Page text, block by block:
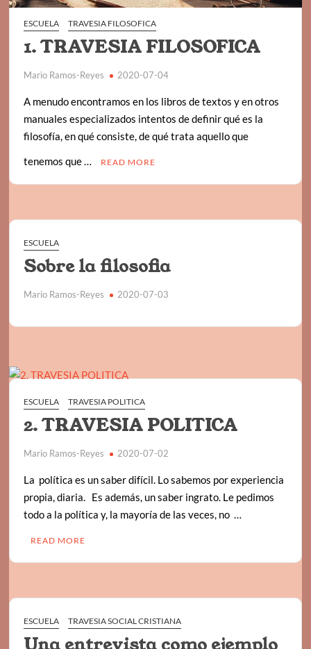
ESCUELA TRAVESIA FILOSOFICA
1. TRAVESIA FILOSOFICA
Mario Ramos-Reyes 2020-07-04
A menudo encontramos en los libros de textos y en otros
manuales especializados intentos de definir qué es la
filosofía, en qué consiste, de qué trata aquello que
tenemos que …
READ MORE
ESCUELA
Sobre la filosofia
Mario Ramos-Reyes 2020-07-03
ESCUELA TRAVESIA POLITICA
2. TRAVESIA POLITICA
Mario Ramos-Reyes 2020-07-02
La política es un saber difícil. Lo sabemos por experiencia
propia, diaria. Es además, un saber ingrato. Le pedimos
todo a la política y, la mayoría de las veces, no …
READ MORE
ESCUELA TRAVESIA SOCIAL CRISTIANA